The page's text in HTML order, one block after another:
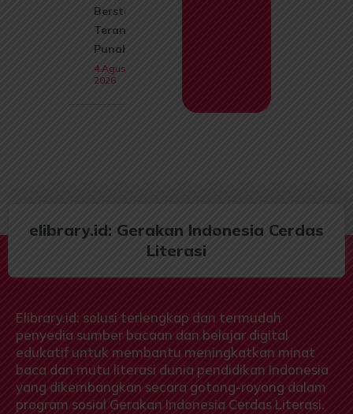
Berstatus
Terancam
Punah
4 Agustus
2026
elibrary.id: Gerakan Indonesia Cerdas
Literasi
Elibrary.id: solusi terlengkap dan termudah
penyedia sumber bacaan dan belajar digital
edukatif untuk membantu meningkatkan minat
baca dan mutu literasi dunia pendidikan Indonesia
yang dikembangkan secara gotong-royong dalam
program sosial Gerakan Indonesia Cerdas Literasi.